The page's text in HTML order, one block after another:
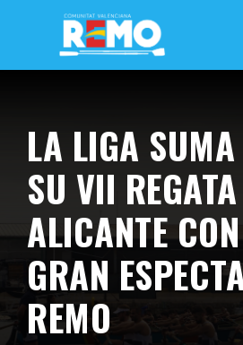
LA LIGA
SU VII
ALICANTE
GRAN
REMO